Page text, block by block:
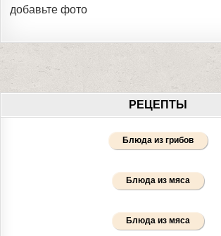
добавьте фото
РЕЦЕПТЫ
Блюда из грибов
Блюда из мяса
Блюда из мяса